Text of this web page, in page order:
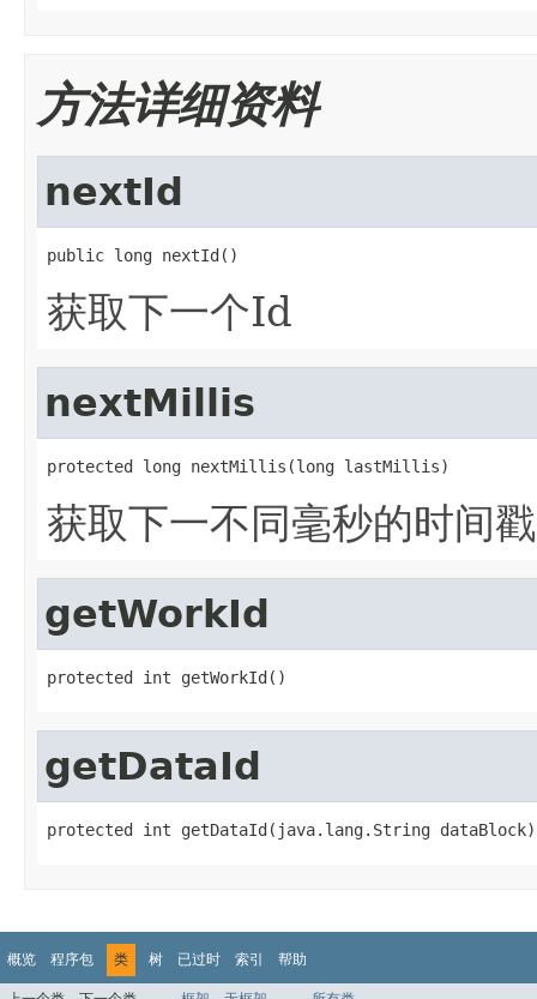
方法详细资料
nextId
public long nextId()
获取下一个Id
nextMillis
protected long nextMillis(long lastMillis)
获取下一不同毫秒的时间
getWorkId
protected int getWorkId()
getDataId
protected int getDataId(java.lang.String dataBlock)
概览 程序包 类 树 已过时 索引 帮助